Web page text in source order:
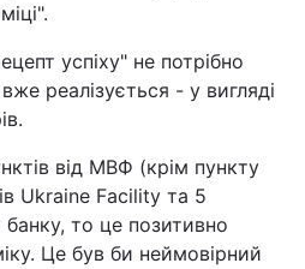
успіху" не потрібно
реалізується - у вигляді
від МВФ (крім пункту
Ukraine Facility та 5
банку, то це позитивно
Це був би неймовірний